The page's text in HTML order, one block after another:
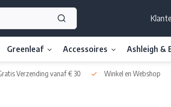
Greenleaf Accessoires Ashleigh &
Verzending vanaf € 30 Winkel en Webshop